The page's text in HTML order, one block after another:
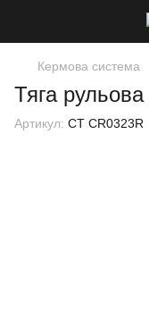
Кермова система
Тяга рульова
Артикул: CT CR0323R